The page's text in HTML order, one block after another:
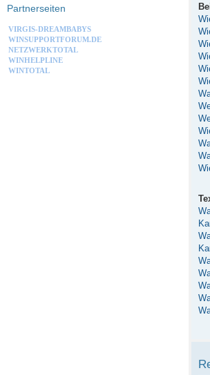
Partnerseiten
VIRGIS-DREAMBABYS
WINSUPPORTFORUM.DE
NETZWERKTOTAL
WINHELPLINE
WINTOTAL